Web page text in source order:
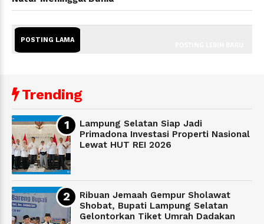
POSTING LAMA
Trending
Lampung Selatan Siap Jadi
Primadona Investasi Properti Nasional
Lewat HUT REI 2026
Ribuan Jemaah Gempur Sholawat
Shobat, Bupati Lampung Selatan
Gelontorkan Tiket Umrah Dadakan